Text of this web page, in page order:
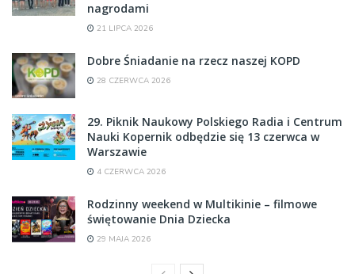
nagrodami
21 LIPCA 2026
Dobre Śniadanie na rzecz naszej KOPD
28 CZERWCA 2026
29. Piknik Naukowy Polskiego Radia i Centrum
Nauki Kopernik odbędzie się 13 czerwca w
Warszawie
4 CZERWCA 2026
Rodzinny weekend w Multikinie – filmowe
świętowanie Dnia Dziecka
29 MAJA 2026